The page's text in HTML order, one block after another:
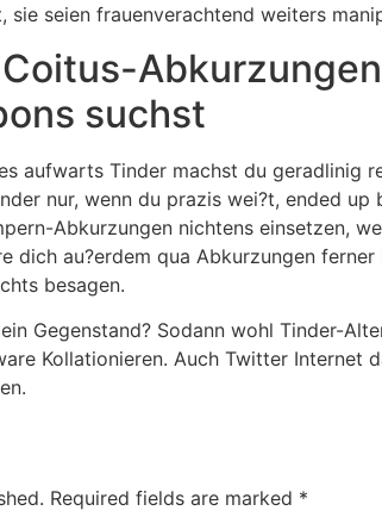
seien frauenverachtend weiters
suchst
aufwarts Tinder machst du geradlinig
nur, wenn du prazis wei?t, ended
Abkurzungen nichtens einsetzen,
dich au?erdem qua Abkurzungen
besagen.
Gegenstand? Sodann wohl Tinder-
Kollationieren. Auch Twitter Internet
Required fields are marked *